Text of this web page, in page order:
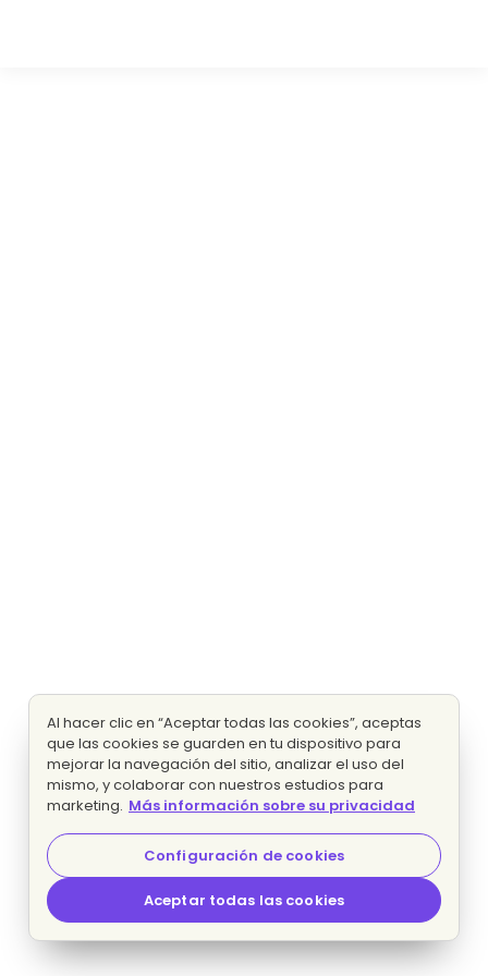
Al hacer clic en “Aceptar todas las cookies”, aceptas
que las cookies se guarden en tu dispositivo para
mejorar la navegación del sitio, analizar el uso del
mismo, y colaborar con nuestros estudios para
marketing. Más información sobre su privacidad
Configuración de cookies
Aceptar todas las cookies